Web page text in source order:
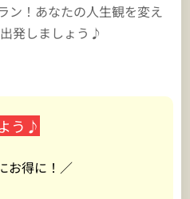
ン！あなたの人生観を変え
発しましょう♪
う♪
お得に！／